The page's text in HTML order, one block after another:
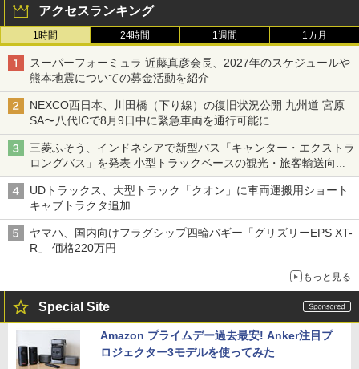
アクセスランキング
1時間 24時間 1週間 1カ月
スーパーフォーミュラ 近藤真彦会長、2027年のスケジュールや
熊本地震についての募金活動を紹介
NEXCO西日本、川田橋（下り線）の復旧状況公開 九州道 宮原
SA〜八代ICで8月9日中に緊急車両を通行可能に
三菱ふそう、インドネシアで新型バス「キャンター・エクストラ
ロングバス」を発表 小型トラックベースの観光・旅客輸送向け
バス
UDトラックス、大型トラック「クオン」に車両運搬用ショート
キャブトラクタ追加
ヤマハ、国内向けフラグシップ四輪バギー「グリズリーEPS XT-
R」 価格220万円
もっと見る
Special Site
Amazon プライムデー過去最安! Anker注目プ
ロジェクター3モデルを使ってみた